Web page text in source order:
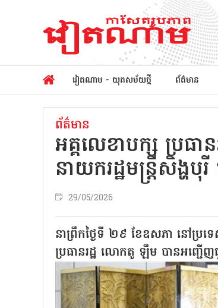
វៀតណាម - យុគសម័យថ្មី ព័ត៌មាន
ព័ត៌មាន
អគ្គលេខាបក្ស ប្រធ
នាយករដ្ឋមន្ត្រីសិង្ហ
29/05/2026
នាព្រឹកថ្ងៃទី ២៩ ខែឧសភា នៅប្រទេ
ប្រធានរដ្ឋ លោកតូ ឡឹម បានអញ្ជើញ